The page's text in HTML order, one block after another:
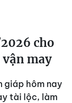
cho
vận may
giáp hôm nay
tài lộc, làm